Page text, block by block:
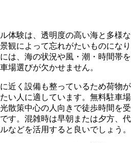
体験は、透明度の高い海と多様な
観によって忘れがたいものになり
は、海の状況や風・潮・時間帯を
場選びが欠かせません。
近く設備も整っているため荷物が
い人に適しています。無料駐車場
散策中心の人向きで徒歩時間を受
す。混雑時は早朝または夕方、代
などを活用すると良いでしょう。